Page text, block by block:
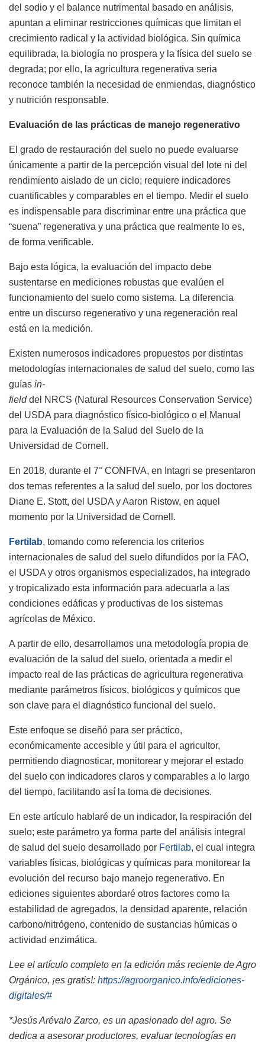
del sodio y el balance nutrimental basado en análisis,
apuntan a eliminar restricciones químicas que limitan el
crecimiento radical y la actividad biológica. Sin química
equilibrada, la biología no prospera y la física del suelo se
degrada; por ello, la agricultura regenerativa seria
reconoce también la necesidad de enmiendas, diagnóstico
y nutrición responsable.
Evaluación de las prácticas de manejo regenerativo
El grado de restauración del suelo no puede evaluarse
únicamente a partir de la percepción visual del lote ni del
rendimiento aislado de un ciclo; requiere indicadores
cuantificables y comparables en el tiempo. Medir el suelo
es indispensable para discriminar entre una práctica que
“suena” regenerativa y una práctica que realmente lo es,
de forma verificable.
Bajo esta lógica, la evaluación del impacto debe
sustentarse en mediciones robustas que evalúen el
funcionamiento del suelo como sistema. La diferencia
entre un discurso regenerativo y una regeneración real
está en la medición.
Existen numerosos indicadores propuestos por distintas
metodologías internacionales de salud del suelo, como las
guías in-
fielddel NRCS (Natural Resources Conservation Service)
del USDA para diagnóstico físico-biológico o el Manual
para la Evaluación de la Salud del Suelo de la
Universidad de Cornell.
En 2018, durante el 7° CONFIVA, en Intagri se presentaron
dos temas referentes a la salud del suelo, por los doctores
Diane E. Stott, del USDA y Aaron Ristow, en aquel
momento por la Universidad de Cornell.
Fertilab, tomando como referencia los criterios
internacionales de salud del suelo difundidos por la FAO,
el USDA y otros organismos especializados, ha integrado
y tropicalizado esta información para adecuarla a las
condiciones edáficas y productivas de los sistemas
agrícolas de México.
A partir de ello, desarrollamos una metodología propia de
evaluación de la salud del suelo, orientada a medir el
impacto real de las prácticas de agricultura regenerativa
mediante parámetros físicos, biológicos y químicos que
son clave para el diagnóstico funcional del suelo.
Este enfoque se diseñó para ser práctico,
económicamente accesible y útil para el agricultor,
permitiendo diagnosticar, monitorear y mejorar el estado
del suelo con indicadores claros y comparables a lo largo
del tiempo, facilitando así la toma de decisiones.
En este artículo hablaré de un indicador, la respiración del
suelo; este parámetro ya forma parte del análisis integral
de salud del suelo desarrollado por Fertilab, el cual integra
variables físicas, biológicas y químicas para monitorear la
evolución del recurso bajo manejo regenerativo. En
ediciones siguientes abordaré otros factores como la
estabilidad de agregados, la densidad aparente, relación
carbono/nitrógeno, contenido de sustancias húmicas o
actividad enzimática.
Lee el artículo completo en la edición más reciente de Agro
Orgánico, ¡es gratis!: https://agroorganico.info/ediciones-
digitales/#
*Jesús Arévalo Zarco, es un apasionado del agro. Se
dedica a asesorar productores, evaluar tecnologías en